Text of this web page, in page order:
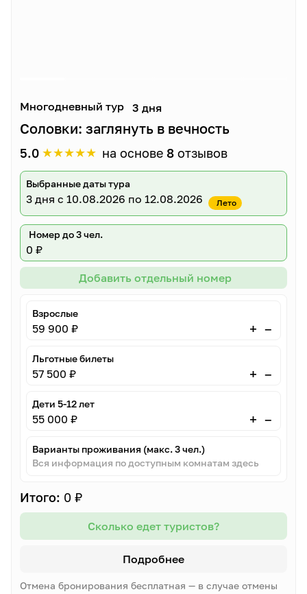
Многодневный тур 3 дня
Соловки: заглянуть в вечность
5.0 ★★★★★ на основе 8 отзывов
Выбранные даты тура
3 дня с 10.08.2026 по 12.08.2026 Лето
Номер до 3 чел.
0 ₽
Добавить отдельный номер
Взрослые
59 900 ₽ + –
Льготные билеты
57 500 ₽ + –
Дети 5-12 лет
55 000 ₽ + –
Варианты проживания (макс. 3 чел.)
Вся информация по доступным комнатам здесь
Итого: 0 ₽
Сколько едет туристов?
Подробнее
Отмена бронирования бесплатная — в случае отмены